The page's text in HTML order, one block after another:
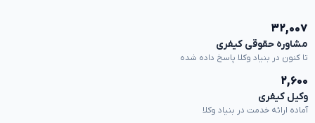
۳۲,۰۰۷
مشاوره حقوقی کیفری
تا کنون در بنیاد وکلا پاسخ داده شده
۲,۶۰۰
وکیل کیفری
آماده ارائه خدمت در بنیاد وکلا